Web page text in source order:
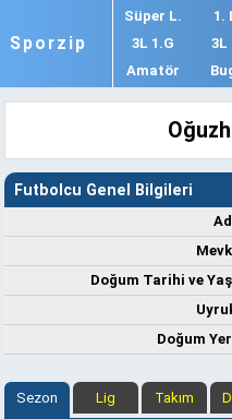
Sporzip
Süper L. 1.
3L 1.G
3L
Amatör
Futbolcu Genel Bilgileri
Doğum Tarihi ve
Doğum
Sezon Lig Takım